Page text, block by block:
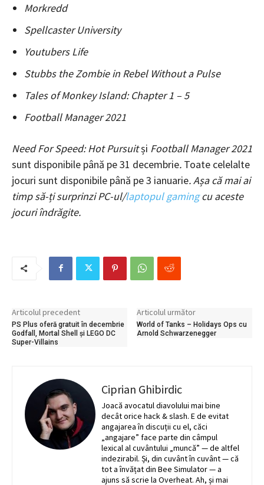
Morkredd
Spellcaster University
Youtubers Life
Stubbs the Zombie in Rebel Without a Pulse
Tales of Monkey Island: Chapter 1 – 5
Football Manager 2021
Need For Speed: Hot Pursuitși Football Manager 2021
sunt disponibile până pe 31 decembrie. Toate celelalte
jocuri sunt disponibile până pe 3 ianuarie. Așa că mai ai
timp să-ți surprinzi PC-ul/laptopul gamingcu aceste
jocuri îndrăgite.
Articolul precedent
PS Plus oferă gratuit în decembrie
Godfall, Mortal Shell și LEGO DC
Super-Villains
Articolul următor
World of Tanks – Holidays Ops cu
Arnold Schwarzenegger
Ciprian Ghibirdic
Joacă avocatul diavolului mai bine
decât orice hack & slash. E de evitat
angajarea în discuții cu el, căci
„angajare” face parte din câmpul
lexical al cuvântului „muncă” — de altfel
indezirabil. Și, din cuvânt în cuvânt — că
tot a învățat din Bee Simulator — a
ajuns să scrie la Overheat. Ah, și mai